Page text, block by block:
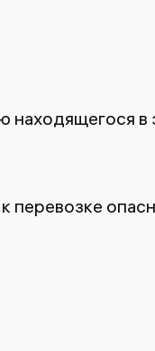
находящегося
перевозке